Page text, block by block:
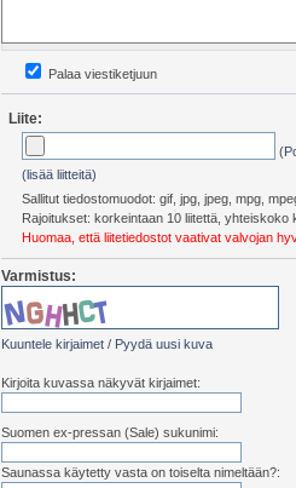
Palaa viestiketjuun
Liite:
(
(lisää liitteitä)
Sallitut tiedostomuodot: gif, jpg, jpeg, mpg,
Rajoitukset: korkeintaan 10 liitettä,
Huomaa, että liitetiedostot vaativat valvojan
Varmistus:
Kuuntele kirjaimet / Pyydä uusi kuva
Kirjoita kuvassa näkyvät kirjaimet:
Suomen ex-pressan (Sale) sukunimi:
Saunassa käytetty vasta on toiselta nimeltään?: